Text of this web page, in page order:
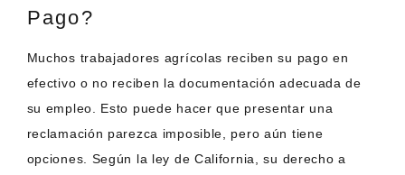
Pago?
Muchos trabajadores agrícolas reciben su pago en
efectivo o no reciben la documentación adecuada de
su empleo. Esto puede hacer que presentar una
reclamación parezca imposible, pero aún tiene
opciones. Según la ley de California, su derecho a